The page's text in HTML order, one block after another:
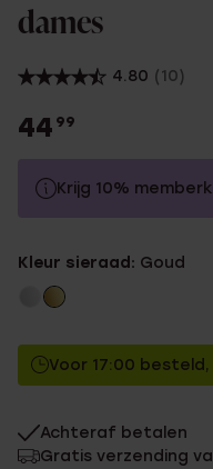
dames
4.80 (10)
44 99
Krijg 10%
Zonder memberkorting
Kleur sieraad: Goud
Voor 17:00
Achteraf betalen
Gratis verzending